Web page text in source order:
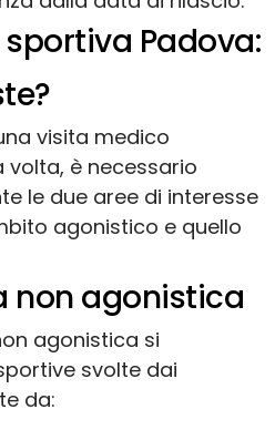
Padova:
visita medico
volta, è necessario
le due aree di interesse
agonistico e quello
non agonistica
agonistica si
svolte dai
da: